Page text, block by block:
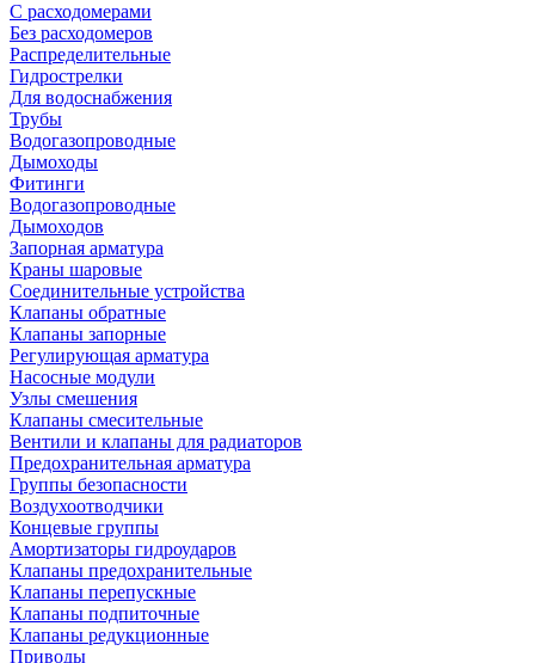
С расходомерами
Без расходомеров
Распределительные
Гидрострелки
Для водоснабжения
Трубы
Водогазопроводные
Дымоходы
Фитинги
Водогазопроводные
Дымоходов
Запорная арматура
Краны шаровые
Соединительные устройства
Клапаны обратные
Клапаны запорные
Регулирующая арматура
Насосные модули
Узлы смешения
Клапаны смесительные
Вентили и клапаны для радиаторов
Предохранительная арматура
Группы безопасности
Воздухоотводчики
Концевые группы
Амортизаторы гидроударов
Клапаны предохранительные
Клапаны перепускные
Клапаны подпиточные
Клапаны редукционные
Приводы